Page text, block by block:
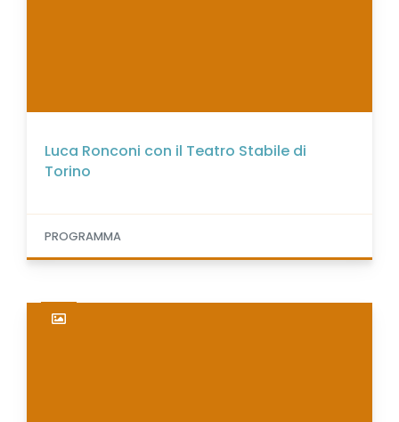
Luca Ronconi con il Teatro Stabile di
Torino
PROGRAMMA